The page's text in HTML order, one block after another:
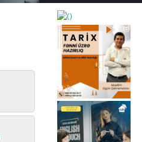
https://wa.me/